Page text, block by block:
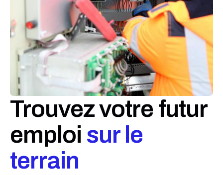
Trouvez votre futur
emploi sur le
terrain